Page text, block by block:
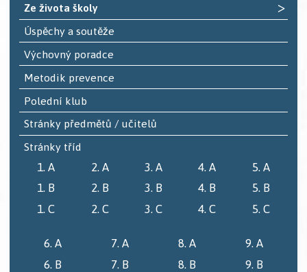
Ze života školy >
Úspěchy a soutěže
Výchovný poradce
Metodik prevence
Polední klub
Stránky předmětů / učitelů
Stránky tříd
1. A
1. B
1. C
2. A
2. B
2. C
3. A
3. B
3. C
4. A
4. B
4. C
5. A
5. B
5. C
6. A
6. B
7. A
7. B
8. A
8. B
9. A
9. B